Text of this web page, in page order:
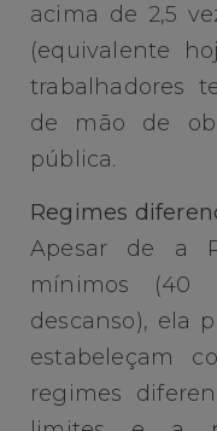
acima de 2,5
(equivalente
trabalhadores
de mão de
pública.
Regimes
Apesar de a
mínimos
descanso), ela
estabeleçam
regimes